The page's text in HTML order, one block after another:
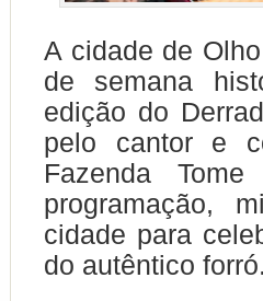
A cidade de
de semana
edição do
pelo cantor e
Fazenda
programação,
cidade para
do autêntico forró.